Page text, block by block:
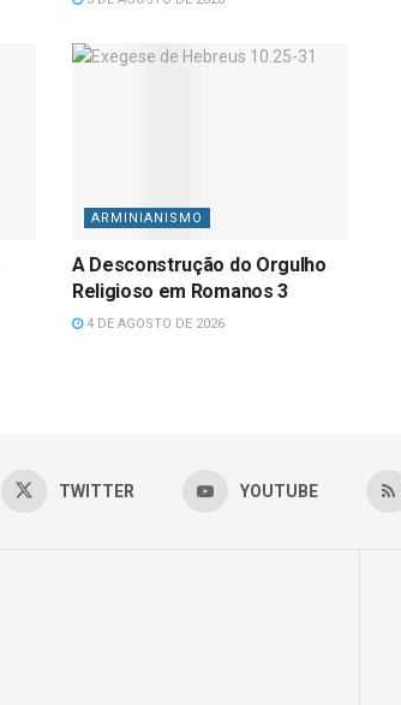
ARMINIANISMO
A Desconstrução do Orgulho
Religioso em Romanos 3
4 DE AGOSTO DE 2026
TWITTER YOUTUBE